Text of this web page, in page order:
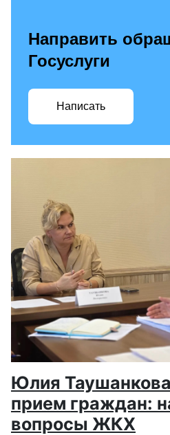
Направить
Госуслуги
Написать
Юлия
прием граждан:
вопросы ЖКХ